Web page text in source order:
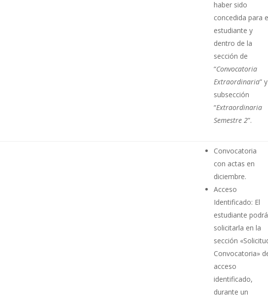
haber sido
concedida para
estudiante y
dentro de la
sección de
“Convocatoria
Extraordinaria” y
subsección
“Extraordinaria
Semestre 2”.
Convocatoria
con actas en
diciembre.
Acceso
Identificado: El
estudiante podrá
solicitarla en la
sección
Convocatoria»
acceso
identificado,
durante un